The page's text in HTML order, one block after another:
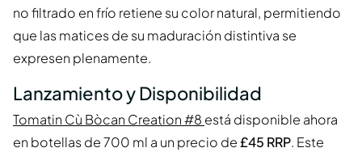
no filtrado en frío retiene su color natural, permitiendo
que las matices de su maduración distintiva se
expresen plenamente.
Lanzamiento y Disponibilidad
Tomatin Cù Bòcan Creation #8 está disponible ahora
en botellas de 700 ml a un precio de£45 RRP. Este